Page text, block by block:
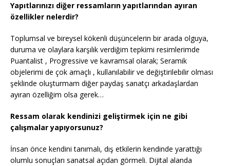
Yapıtlarınızı diğer ressamların yapıtlarından ayıran
özellikler nelerdir?
Toplumsal ve bireysel kökenli düşüncelerin bir arada olguya,
duruma ve olaylara karşılık verdiğim tepkimi resimlerimde
Puantalist , Progressive ve kavramsal olarak; Seramik
objelerimi de çok amaçlı , kullanılabilir ve değiştirilebilir olması
şeklinde oluşturmam diğer paydaş sanatçı arkadaşlardan
ayıran özelliğim olsa gerek…
Ressam olarak kendinizi geliştirmek için ne gibi
çalışmalar yapıyorsunuz?
İnsan önce kendini tanımalı, dış etkilerin kendinde yarattığı
olumlu sonuçları sanatsal açıdan görmeli. Dijital alanda